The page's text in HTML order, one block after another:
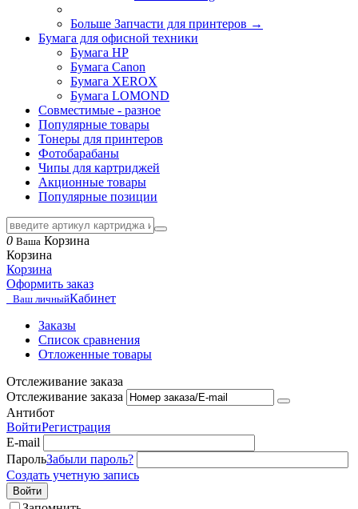
Больше Запчасти для принтеров →
Бумага для офисной техники
Бумага HP
Бумага Canon
Бумага XEROX
Бумага LOMOND
Совместимые - разное
Популярные товары
Тонеры для принтеров
Фотобарабаны
Чипы для картриджей
Акционные товары
Популярные позиции
0 Ваша Корзина
Корзина
Корзина
Оформить заказ
Ваш личныйКабинет
Заказы
Список сравнения
Отложенные товары
Отслеживание заказа
Отслеживание заказа
Антибот
ВойтиРегистрация
E-mail
ПарольЗабыли пароль?
Создать учетную запись
Войти